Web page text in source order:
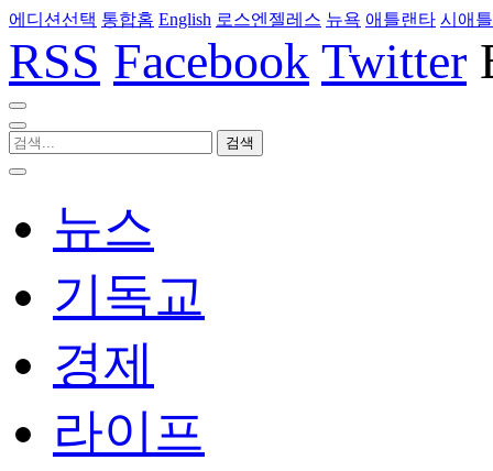
에디션선택 통합홈 English 로스엔젤레스 뉴욕 애틀랜타 시애틀
RSS Facebook Twitter
뉴스
기독교
경제
라이프